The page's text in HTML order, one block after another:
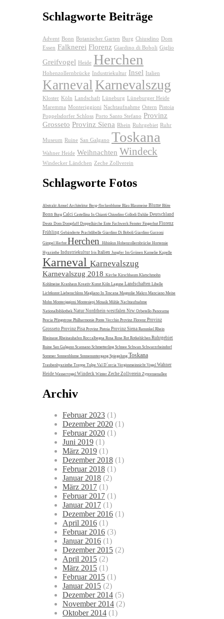
Schlagworte Beiträge
Advent Bonn Botanischer Garten Burg Chiusdino Dom
Essen Falknerei Florenz Giardino di Boboli Giglio
Greifvogel Heide Herchen
Hohenzollernbrücke Industriekultur Insel Italien
Karneval Karnevalszug
Kloster Köln Landschaft Lüneburg Lüneburger Heide
Maremma Monteriggioni Nachtaufnahme Ostern Pistoia
Poppelsdorfer Schloss Porto Santo Stefano Provinz
Grosseto Provinz Siena Rhein Ruhrgebiet Ruhr
Museum Ruine San Galgano Toskana
Wahner Heide Weihnachten Windeck
Windecker Ländchen Zeche Zollverein
Schlagworte Fotos
Abstrakt Amsel Architektur Berg-flockenblume Blau Blaumeise Blume Blüte
Bonn Burg Calci Castellina In Chianti Chiusdino Collodi Dahlie Deutschland
Deutz Dom Dompfaff Doppelkirche Ente Fachwerk Fenster Fingerhut Florenz
Frühling Gebänderte Prachtlibelle Giardino Di Boboli Giardino Garzoni
Gimpel Herbst Herchen Hibiskus Hohenzollernbrücke Hortensie
Hyazinthe Industriekultur Iris Italien Jungfer Im Grünen Kamelie Kapelle
Karneval Karnevalszug
Karnevalszug 2018 Kirche Kirschbaum Klatschmohn
Kohlmeise Kranhaus Kreativ Kunst Köln Lagune Landschaften Libelle
Lichtkunst Liebesschloss Magliano In Toscana Magnolie Makro Manciano Meise
Mohn Monteriggioni Montesiepi Mosaik Mühle Nachtaufnahme
Nationalbibliothek Natur Nordrhein-westfalen Nrw Orbetello Panorama
Pescia Pfingstrose Philharmonie Ponte Vecchio Provinz Florenz Provinz
Grosseto Provinz Pisa Provinz Pistoia Provinz Siena Ranunkel Rhein
Rheinaue Rheinauhafen Roccalbegna Rosa Rose Rot Rotkehlchen Ruhrgebiet
Ruine San Galgano Scansano Schmetterling Schnee Schwan Schwarzrheindorf
Sommer Sonnenblume Sonnenuntergang Spiegelung Toskana
Traubenhyazinthe Treppe Tulpe Val D´orcia Vergissmeinnicht Vogel Wahner
Heide Wasservogel Windeck Winter Zeche Zollverein Zypressenallee
Archiv
Februar 2023 (1)
Dezember 2020 (1)
Februar 2020 (1)
Juni 2019 (1)
März 2019 (1)
Dezember 2018 (1)
Februar 2018 (1)
Januar 2018 (2)
März 2017 (1)
Februar 2017 (1)
Januar 2017 (1)
Dezember 2016 (1)
April 2016 (1)
Februar 2016 (3)
Januar 2016 (1)
Dezember 2015 (2)
April 2015 (2)
März 2015 (1)
Februar 2015 (1)
Januar 2015 (2)
Dezember 2014 (5)
November 2014 (2)
Oktober 2014 (1)